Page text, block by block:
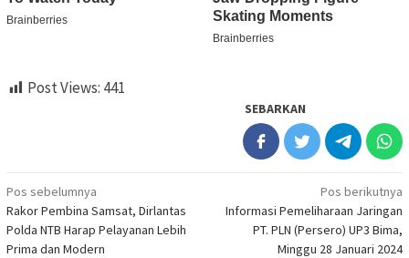
Post Views: 441
SEBARKAN
Navigasi
pos
Pos sebelumnya
Rakor Pembina Samsat, Dirlantas
Polda NTB Harap Pelayanan Lebih
Prima dan Modern
Pos berikutnya
Informasi Pemeliharaan Jaringan
PT. PLN (Persero) UP3 Bima,
Minggu 28 Januari 2024